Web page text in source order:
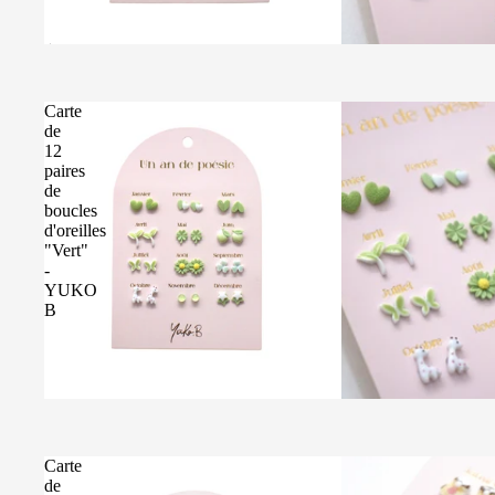
Carte
de
12
paires
de
boucles
d'oreilles
"Vert"
-
YUKO
B
Carte
de